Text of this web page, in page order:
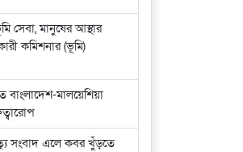
সেবা, মানুষের আস্থার
কমিশনার (ভূমি)
বাংলাদেশ-মালয়েশিয়া
সংবাদ এলে কবর খুঁড়তে